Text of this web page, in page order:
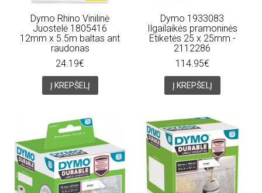
Dymo Rhino Vinilinė
Juostelė 1805416
12mm x 5.5m baltas ant
raudonas
24.19€
Į KREPŠELĮ
Dymo 1933083
Ilgailaikės pramoninės
Etiketės 25 x 25mm -
2112286
114.95€
Į KREPŠELĮ